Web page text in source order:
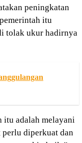
peningkatan
itu
tolak ukur hadirnya
itu adalah melayani
perlu diperkuat dan